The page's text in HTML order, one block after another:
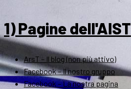
1) Pagine dell'AIST
ArsT – Il blog (non più attivo)
Facebook – Il nostro gruppo
Facebook – La nostra pagina